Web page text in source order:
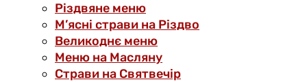
Різдвяне меню
М’ясні страви на Різдво
Великоднє меню
Меню на Масляну
Страви на Святвечір